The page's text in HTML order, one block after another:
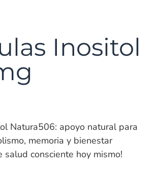
Inositol
Natura506: apoyo natural para
memoria y bienestar
salud consciente hoy mismo!